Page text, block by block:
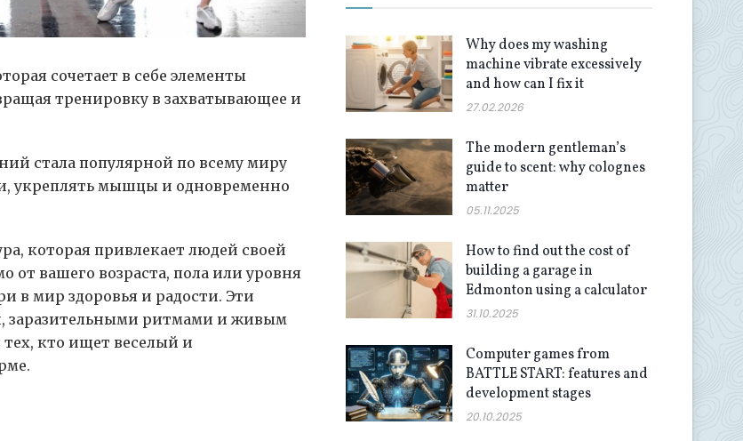
сочетает в себе элементы
тренировку в захватывающее и
стала популярной по всему миру
укреплять мышцы и одновременно
которая привлекает людей своей
от вашего возраста, пола или уровня
в мир здоровья и радости. Эти
заразительными ритмами и живым
кто ищет веселый и
Why does my washing
machine vibrate excessively
and how can I fix it
27.02.2026
The modern gentleman’s
guide to scent: why colognes
matter
05.11.2025
How to find out the cost of
building a garage in
Edmonton using a calculator
31.10.2025
Computer games from
BATTLE START: features and
development stages
20.10.2025